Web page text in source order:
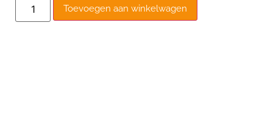
Toevoegen aan winkelwagen